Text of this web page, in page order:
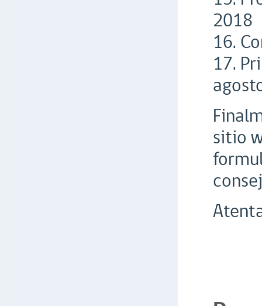
2018
16.
17.
sitio